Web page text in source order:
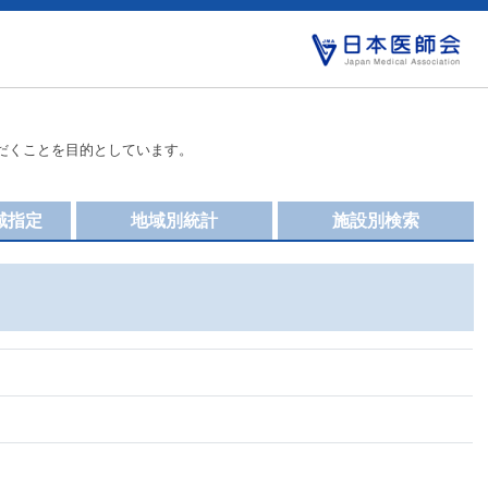
ことを目的としています。
施設別検索
地域別統計
指定